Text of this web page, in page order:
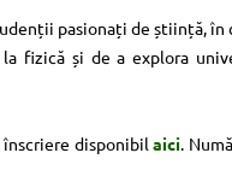
pasionați de știință,
fizică și de a explora
înscriere disponibilaici.